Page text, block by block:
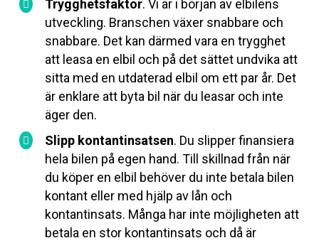
Trygghetsfaktor. Vi är i början av elbilens
utveckling. Branschen växer snabbare och
snabbare. Det kan därmed vara en trygghet
att leasa en elbil och på det sättet undvika att
sitta med en utdaterad elbil om ett par år. Det
är enklare att byta bil när du leasar och inte
äger den.
Slipp kontantinsatsen. Du slipper finansiera
hela bilen på egen hand. Till skillnad från när
du köper en elbil behöver du inte betala bilen
kontant eller med hjälp av lån och
kontantinsats. Många har inte möjligheten att
betala en stor kontantinsats och då är